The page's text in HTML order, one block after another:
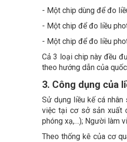
- Một chip dùng để đo
- Một chip để đo liều
- Một chip để đo liều
Cả 3 loại chip này đều
theo hướng dẫn của
3. Công dụng của
Sử dụng liều kế cá
việc tại cơ sở sản xuất
phóng xạ,…); Người làm
Theo thống kê của cơ